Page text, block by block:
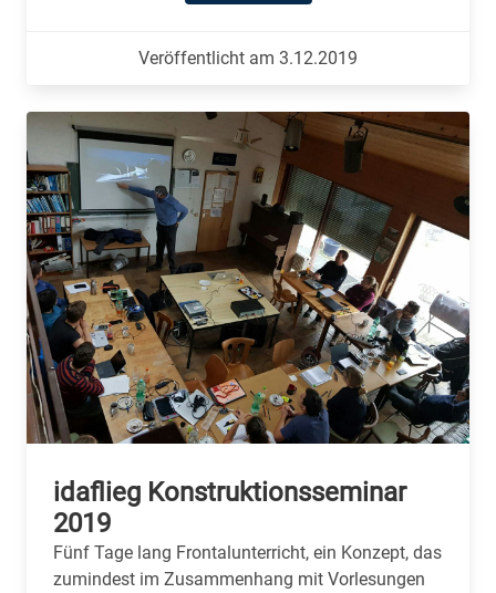
Veröffentlicht am 3.12.2019
idaflieg Konstruktionsseminar
2019
Fünf Tage lang Frontalunterricht, ein Konzept, das
zumindest im Zusammenhang mit Vorlesungen